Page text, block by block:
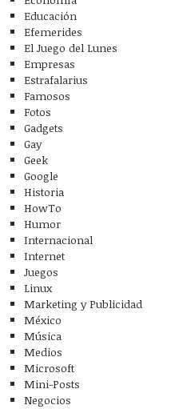
Educación
Efemerides
El Juego del Lunes
Empresas
Estrafalarius
Famosos
Fotos
Gadgets
Gay
Geek
Google
Historia
HowTo
Humor
Internacional
Internet
Juegos
Linux
Marketing y Publicidad
México
Música
Medios
Microsoft
Mini-Posts
Negocios